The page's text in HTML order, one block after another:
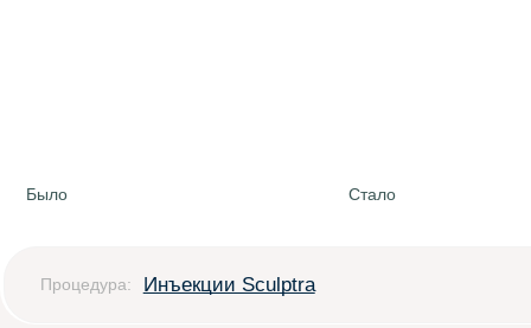
Было Стало
Процедура: Инъекции Sculptra